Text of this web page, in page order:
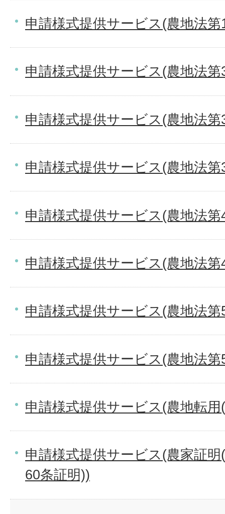
申請様式提供サービス(農地法
申請様式提供サービス(農地法
申請様式提供サービス(農地法
申請様式提供サービス(農地法
申請様式提供サービス(農地法第
申請様式提供サービス(農地法
申請様式提供サービス(農地法第
申請様式提供サービス(農地法
申請様式提供サービス(農地転
申請様式提供サービス(農家証
60条証明))